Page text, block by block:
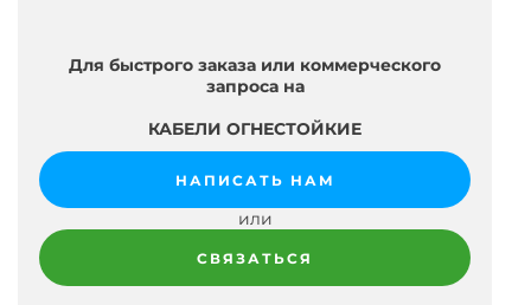
Для быстрого заказа или коммерческого
запроса на
КАБЕЛИ ОГНЕСТОЙКИЕ
НАПИСАТЬ НАМ
или
СВЯЗАТЬСЯ